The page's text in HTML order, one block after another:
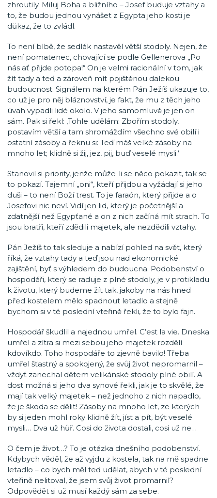
zhroutily. Miluj Boha a bližního – Josef buduje vztahy a
to, že budou jednou vynášet z Egypta jeho kosti je
důkaz, že to zvládl.
To není blbě, že sedlák nastavěl větší stodoly. Nejen, že
není pomatenec, chovající se podle Gellenerova „Po
nás ať přijde potopa!“ On je velmi racionální v tom, jak
žít tady a teď a zároveň mít pojištěnou dalekou
budoucnost. Signálem na kterém Pán Ježíš ukazuje to,
co už je pro něj bláznovství, je fakt, že mu z těch jeho
úvah vypadli lidé okolo. V jeho samomluvě je jen on
sám. Pak si řekl: ‚Tohle udělám: Zbořím stodoly,
postavím větší a tam shromáždím všechno své obilí i
ostatní zásoby a řeknu si: Teď máš velké zásoby na
mnoho let; klidně si žij, jez, pij, buď veselé mysli.‘
Stanovil si priority, jenže může-li se něco pokazit, tak se
to pokazí. Tajemní „oni“, kteří přijdou a vyžádají si jeho
duši – to není Boží trest. To je faraón, který přijde a o
Josefovi nic neví. Vidí jen lid, který je početnější a
zdatnější než Egypťané a on z nich začíná mít strach. To
jsou bratři, kteří zdědili majetek, ale nezdědili vztahy.
Pán Ježíš to tak sleduje a nabízí pohled na svět, který
říká, že vztahy tady a teď jsou nad ekonomické
zajištění, byť s výhledem do budoucna. Podobenství o
hospodáři, který se raduje z plné stodoly, je v protikladu
k životu, který budeme žít tak, jakoby na nás hned
před kostelem mělo spadnout letadlo a stejně
bychom si v té poslední vteřině řekli, že to bylo fajn.
Hospodář škudlil a najednou umřel. C’est la vie. Dneska
umřel a zítra si mezi sebou jeho majetek rozdělí
kdovíkdo. Toho hospodáře to zjevně bavilo! Třeba
umřel šťastný a spokojený, že svůj život nepromarnil –
vždyť zanechal dětem velikánské stodoly plné obilí. A
dost možná si jeho dva synové řekli, jak je to skvělé, že
mají tak velký majetek – než jednoho z nich napadlo,
že je škoda se dělit! Zásoby na mnoho let, ze kterých
by si jeden mohl roky klidně žít, jíst a pít, být veselé
mysli… Dva už hůř. Cosi do života dostali, cosi už ne…
O čem je život…? To je otázka dnešního podobenství.
Kdybych věděl, že až vyjdu z kostela, tak na mě spadne
letadlo – co bych měl teď udělat, abych v té poslední
vteřině nelitoval, že jsem svůj život promarnil?
Odpovědět si už musí každý sám za sebe.